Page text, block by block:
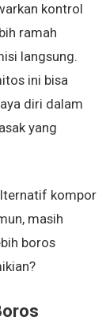
kontrol
ramah
langsung.
ini bisa
diri dalam
yang
kompor
masih
boros